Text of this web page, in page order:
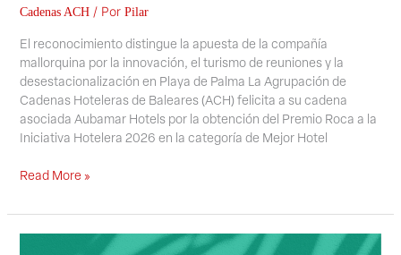
Cadenas ACH/ Por Pilar
El reconocimiento distingue la apuesta de la compañía
mallorquina por la innovación, el turismo de reuniones y la
desestacionalización en Playa de Palma La Agrupación de
Cadenas Hoteleras de Baleares (ACH) felicita a su cadena
asociada Aubamar Hotels por la obtención del Premio Roca a la
Iniciativa Hotelera 2026 en la categoría de Mejor Hotel
Read More »
Grupo